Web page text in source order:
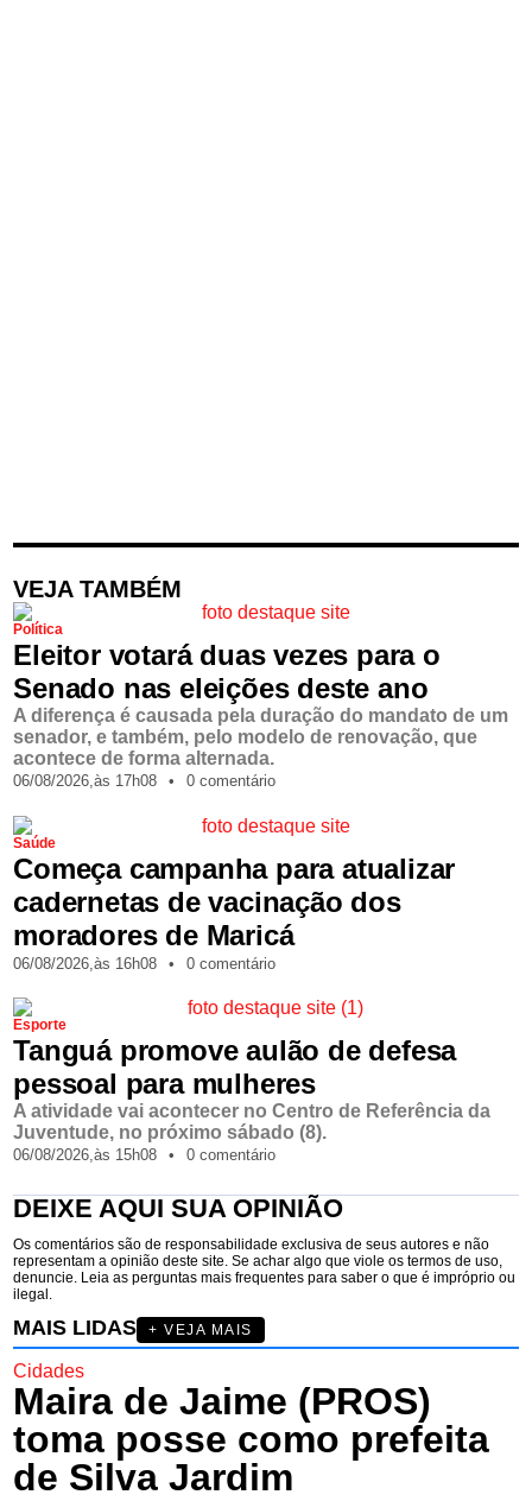
VEJA TAMBÉM
Política
Eleitor votará duas vezes para o
Senado nas eleições deste ano
A diferença é causada pela duração do mandato de um
senador, e também, pelo modelo de renovação, que
acontece de forma alternada.
06/08/2026,às 17h08 • 0 comentário
Saúde
Começa campanha para atualizar
cadernetas de vacinação dos
moradores de Maricá
06/08/2026,às 16h08 • 0 comentário
Esporte
Tanguá promove aulão de defesa
pessoal para mulheres
A atividade vai acontecer no Centro de Referência da
Juventude, no próximo sábado (8).
06/08/2026,às 15h08 • 0 comentário
DEIXE AQUI SUA OPINIÃO
Os comentários são de responsabilidade exclusiva de seus autores e não
representam a opinião deste site. Se achar algo que viole os termos de uso,
denuncie. Leia as perguntas mais frequentes para saber o que é impróprio ou
ilegal.
MAIS LIDAS + VEJA MAIS
Cidades
Maira de Jaime (PROS)
toma posse como prefeita
de Silva Jardim